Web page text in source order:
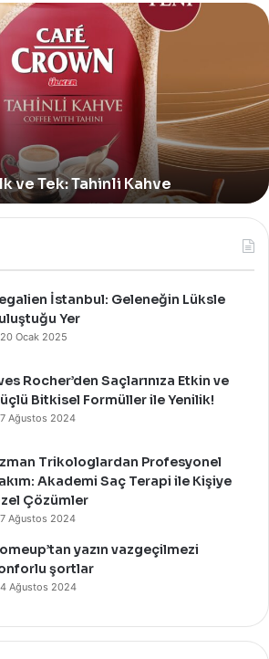
Bodrum’da Yer Alan Yeni
Özel Bir Davet İle
İstanbul: Geleneğin Lüksle
Yer
20 Ocak 2025
Rocher’den Saçlarınıza Etkin ve
Bitkisel Formüller ile Yenilik!
7 Ağustos 2024
Trikologlardan Profesyonel
Akademi Saç Terapi ile Kişiye
Çözümler
7 Ağustos 2024
yazın vazgeçilmezi
şortlar
4 Ağustos 2024